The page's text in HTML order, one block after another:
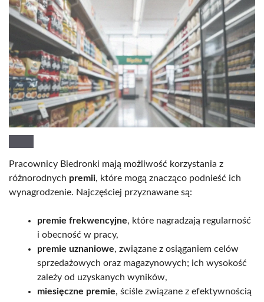
Pracownicy Biedronki mają możliwość korzystania z
różnorodnych premii, które mogą znacząco podnieść ich
wynagrodzenie. Najczęściej przyznawane są:
premie frekwencyjne, które nagradzają regularność
i obecność w pracy,
premie uznaniowe, związane z osiąganiem celów
sprzedażowych oraz magazynowych; ich wysokość
zależy od uzyskanych wyników,
miesięczne premie, ściśle związane z efektywnością